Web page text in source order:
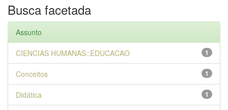
Busca facetada
Assunto
1
CIENCIAS HUMANAS::EDUCACAO
1
Conceitos
1
Didática